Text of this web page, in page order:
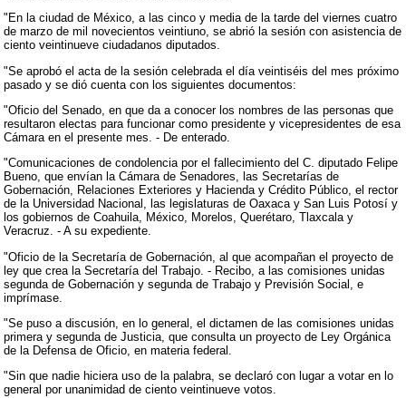
"En la ciudad de México, a las cinco y media de la tarde del viernes cuatro
de marzo de mil novecientos veintiuno, se abrió la sesión con asistencia de
ciento veintinueve ciudadanos diputados.
"Se aprobó el acta de la sesión celebrada el día veintiséis del mes próximo
pasado y se dió cuenta con los siguientes documentos:
"Oficio del Senado, en que da a conocer los nombres de las personas que
resultaron electas para funcionar como presidente y vicepresidentes de esa
Cámara en el presente mes. - De enterado.
"Comunicaciones de condolencia por el fallecimiento del C. diputado Felipe
Bueno, que envían la Cámara de Senadores, las Secretarías de
Gobernación, Relaciones Exteriores y Hacienda y Crédito Público, el rector
de la Universidad Nacional, las legislaturas de Oaxaca y San Luis Potosí y
los gobiernos de Coahuila, México, Morelos, Querétaro, Tlaxcala y
Veracruz. - A su expediente.
"Oficio de la Secretaría de Gobernación, al que acompañan el proyecto de
ley que crea la Secretaría del Trabajo. - Recibo, a las comisiones unidas
segunda de Gobernación y segunda de Trabajo y Previsión Social, e
imprímase.
"Se puso a discusión, en lo general, el dictamen de las comisiones unidas
primera y segunda de Justicia, que consulta un proyecto de Ley Orgánica
de la Defensa de Oficio, en materia federal.
"Sin que nadie hiciera uso de la palabra, se declaró con lugar a votar en lo
general por unanimidad de ciento veintinueve votos.